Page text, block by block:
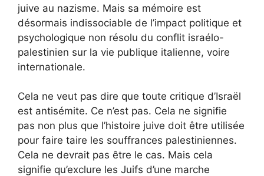
juive au nazisme. Mais sa mémoire est
désormais indissociable de l’impact politique et
psychologique non résolu du conflit israélo-
palestinien sur la vie publique italienne, voire
internationale.
Cela ne veut pas dire que toute critique d’Israël
est antisémite. Ce n’est pas. Cela ne signifie
pas non plus que l’histoire juive doit être utilisée
pour faire taire les souffrances palestiniennes.
Cela ne devrait pas être le cas. Mais cela
signifie qu’exclure les Juifs d’une marche